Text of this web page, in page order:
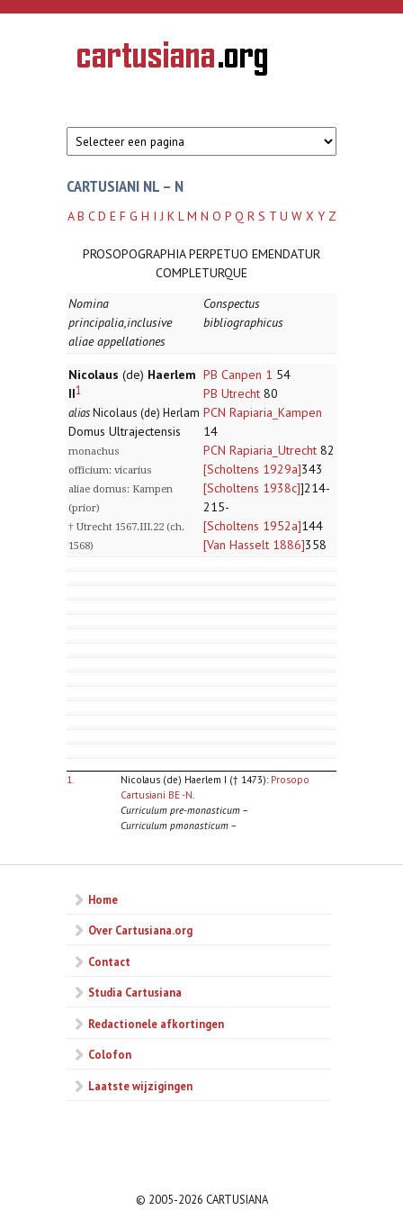
Overslaan en naar de inhoud gaan
CARTUSIANA
Geschiedenis
van de
CARTUSIANI NL – N
A B C D E F G H I J K L M N O P Q R S T U W X Y Z
PROSOPOGRAPHIA PERPETUO EMENDATUR
COMPLETURQUE
Nomina
principalia,inclusive
aliae appellationes
Conspectus
bibliographicus
Nicolaus (de) Haerlem
II1
aliasNicolaus (de) Herlam
Domus Ultrajectensis
monachus
officium: vicarius
aliae domus: Kampen
(prior)
† Utrecht 1567.III.22 (ch.
1568)
PB Canpen 1 54
PB Utrecht 80
PCN Rapiaria_Kampen
14
PCN Rapiaria_Utrecht 82
[Scholtens 1929a]343
[Scholtens 1938c]]214-
215-
[Scholtens 1952a]144
[Van Hasselt 1886]358
1. Nicolaus (de) Haerlem I († 1473): Prosopo
Cartusiani BE -N
Curriculum pre-monasticum–
Curriculum pmonasticum–
Home
Over Cartusiana.org
Contact
Studia Cartusiana
Redactionele afkortingen
Colofon
Laatste wijzigingen
© 2005-2026 CARTUSIANA